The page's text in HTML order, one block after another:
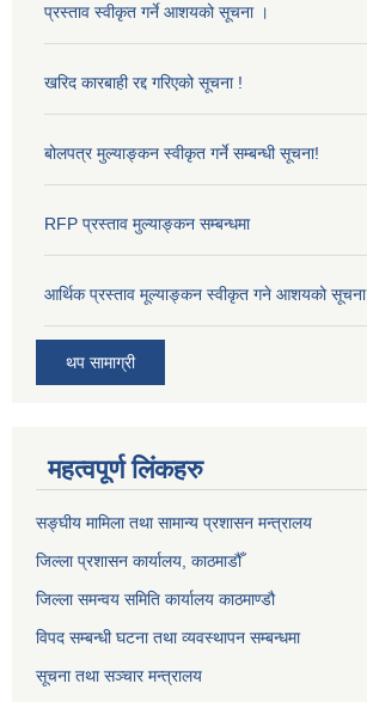
प्रस्ताव स्वीकृत गर्ने आशयको सूचना ।
खरिद कारबाही रद्द गरिएको सूचना !
बोलपत्र मुल्याङ्कन स्वीकृत गर्ने सम्बन्धी सूचना!
RFP प्रस्ताव मुल्याङ्कन सम्बन्धमा
आर्थिक प्रस्ताव मूल्याङ्कन स्वीकृत गने आशयको सूचना
थप सामाग्री
महत्वपूर्ण लिंकहरु
सङ्‍घीय मामिला तथा सामान्य प्रशासन मन्त्रालय
जिल्ला प्रशासन कार्यालय, काठमाडौँ
जिल्ला समन्वय समिति कार्यालय काठमाण्ड‌ौ
विपद सम्बन्धी घटना तथा व्यवस्थापन सम्बन्धमा
सूचना तथा सञ्चार मन्त्रालय